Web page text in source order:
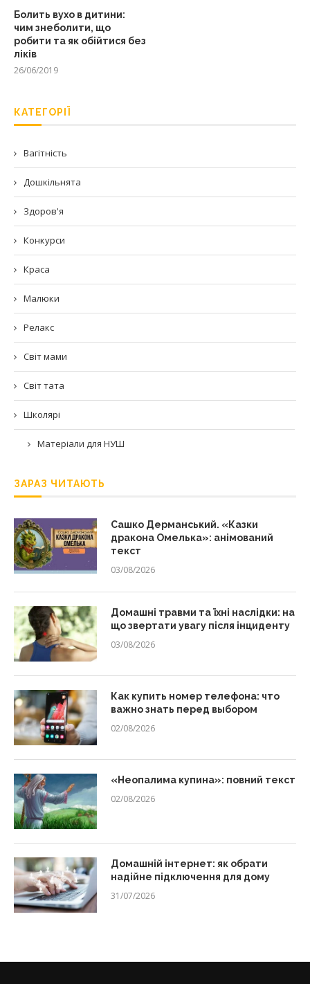
Болить вухо в дитини:
чим знеболити, що
робити та як обійтися без
ліків
26/06/2019
КАТЕГОРІЇ
Вагітність
Дошкільнята
Здоров'я
Конкурси
Краса
Малюки
Релакс
Світ мами
Світ тата
Школярі
Матеріали для НУШ
ЗАРАЗ ЧИТАЮТЬ
Сашко Дерманський. «Казки
дракона Омелька»: анімований
текст
03/08/2026
Домашні травми та їхні наслідки: на
що звертати увагу після інциденту
03/08/2026
Как купить номер телефона: что
важно знать перед выбором
02/08/2026
«Неопалима купина»: повний текст
02/08/2026
Домашній інтернет: як обрати
надійне підключення для дому
31/07/2026